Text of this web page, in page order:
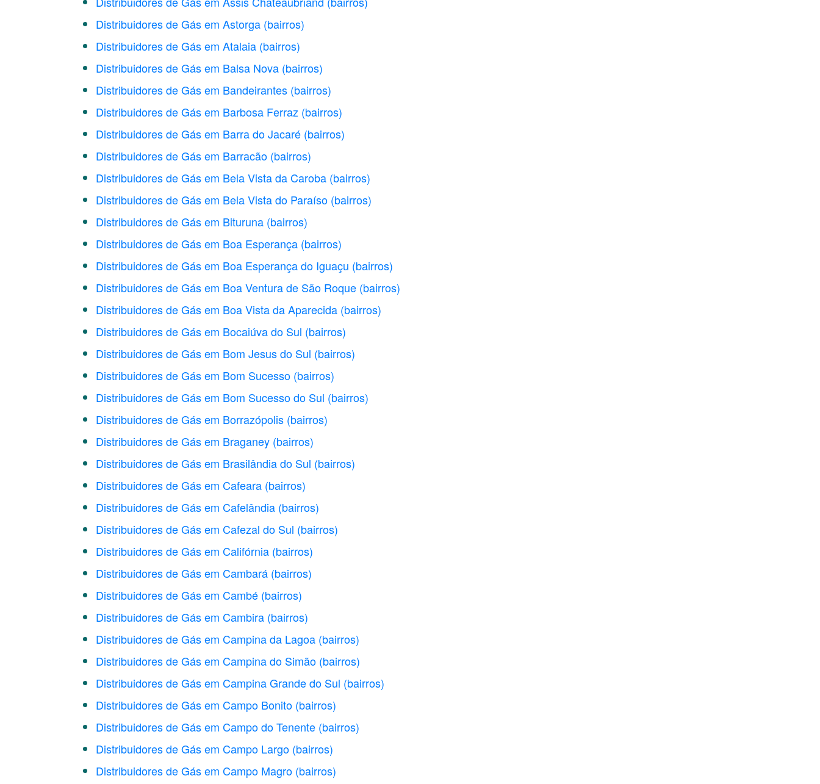
Distribuidores de Gás em Astorga (bairros)
Distribuidores de Gás em Atalaia (bairros)
Distribuidores de Gás em Balsa Nova (bairros)
Distribuidores de Gás em Bandeirantes (bairros)
Distribuidores de Gás em Barbosa Ferraz (bairros)
Distribuidores de Gás em Barra do Jacaré (bairros)
Distribuidores de Gás em Barracão (bairros)
Distribuidores de Gás em Bela Vista da Caroba (bairros)
Distribuidores de Gás em Bela Vista do Paraíso (bairros)
Distribuidores de Gás em Bituruna (bairros)
Distribuidores de Gás em Boa Esperança (bairros)
Distribuidores de Gás em Boa Esperança do Iguaçu (bairros)
Distribuidores de Gás em Boa Ventura de São Roque (bairros)
Distribuidores de Gás em Boa Vista da Aparecida (bairros)
Distribuidores de Gás em Bocaiúva do Sul (bairros)
Distribuidores de Gás em Bom Jesus do Sul (bairros)
Distribuidores de Gás em Bom Sucesso (bairros)
Distribuidores de Gás em Bom Sucesso do Sul (bairros)
Distribuidores de Gás em Borrazópolis (bairros)
Distribuidores de Gás em Braganey (bairros)
Distribuidores de Gás em Brasilândia do Sul (bairros)
Distribuidores de Gás em Cafeara (bairros)
Distribuidores de Gás em Cafelândia (bairros)
Distribuidores de Gás em Cafezal do Sul (bairros)
Distribuidores de Gás em Califórnia (bairros)
Distribuidores de Gás em Cambará (bairros)
Distribuidores de Gás em Cambé (bairros)
Distribuidores de Gás em Cambira (bairros)
Distribuidores de Gás em Campina da Lagoa (bairros)
Distribuidores de Gás em Campina do Simão (bairros)
Distribuidores de Gás em Campina Grande do Sul (bairros)
Distribuidores de Gás em Campo Bonito (bairros)
Distribuidores de Gás em Campo do Tenente (bairros)
Distribuidores de Gás em Campo Largo (bairros)
Distribuidores de Gás em Campo Magro (bairros)